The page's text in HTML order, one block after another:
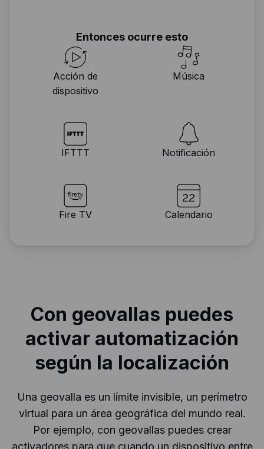
Entonces ocurre esto
Acción de
dispositivo
Música
IFTTT Notificación
Fire TV Calendario
Con geovallas puedes
activar automatización
según la localización
Una geovalla es un límite invisible, un perímetro
virtual para un área geográfica del mundo real.
Por ejemplo, con geovallas puedes crear
activadores para que cuando un dispositivo entre